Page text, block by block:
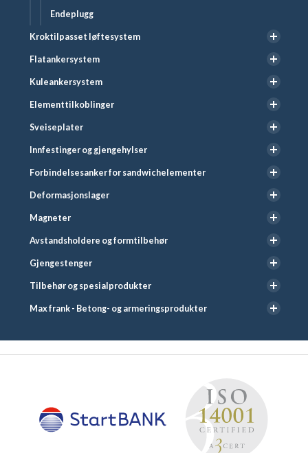
Endeplugg
Kroktilpasset løftesystem
Flatankersystem
Kuleankersystem
Elementtilkoblinger
Sveiseplater
Innfestinger og gjengehylser
Forbindelsesanker for sandwichelementer
Deformasjonslager
Magneter
Avstandsholdere og formtilbehør
Gjengestenger
Tilbehør og spesialprodukter
Max frank - Betong- og armeringsprodukter